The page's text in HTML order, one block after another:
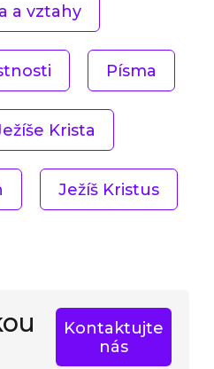
a vztahy
Písma
Krista
Ježíš Kristus
Kontaktujte
nás